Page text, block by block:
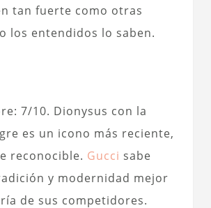
tan fuerte como otras
los entendidos lo saben.
7/10. Dionysus con la
es un icono más reciente,
reconocible. Gucci sabe
y modernidad mejor
de sus competidores.